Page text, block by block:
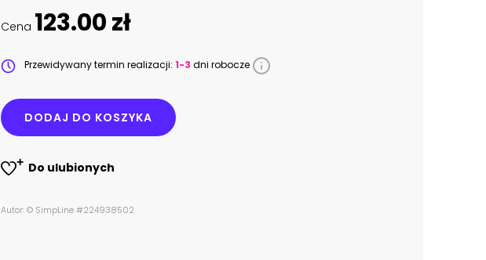
Cena 123.00 zł
Przewidywany termin realizacji: 1-3 dni robocze
DODAJ DO KOSZYKA
Do ulubionych
Autor: © SimpLine #224938502